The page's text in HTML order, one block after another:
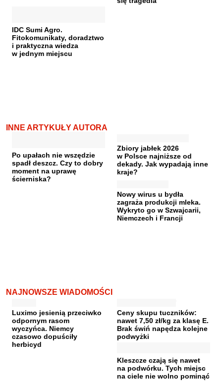
IDC Sumi Agro.
Fitokomunikaty, doradztwo
i praktyczna wiedza
w jednym miejscu
INNE ARTYKUŁY AUTORA
Po upałach nie wszędzie
spadł deszcz. Czy to dobry
moment na uprawę
ścierniska?
Zbiory jabłek 2026
w Polsce najniższe od
dekady. Jak wypadają inne
kraje?
Nowy wirus u bydła
zagraża produkcji mleka.
Wykryto go w Szwajcarii,
Niemczech i Francji
NAJNOWSZE WIADOMOŚCI
Luximo jesienią przeciwko
odpornym rasom
wyczyńca. Niemcy
czasowo dopuściły
herbicyd
Ceny skupu tuczników:
nawet 7,50 zł/kg za klasę E.
Brak świń napędza kolejne
podwyżki
Kleszcze czają się nawet
na podwórku. Tych miejsc
na ciele nie wolno pominąć